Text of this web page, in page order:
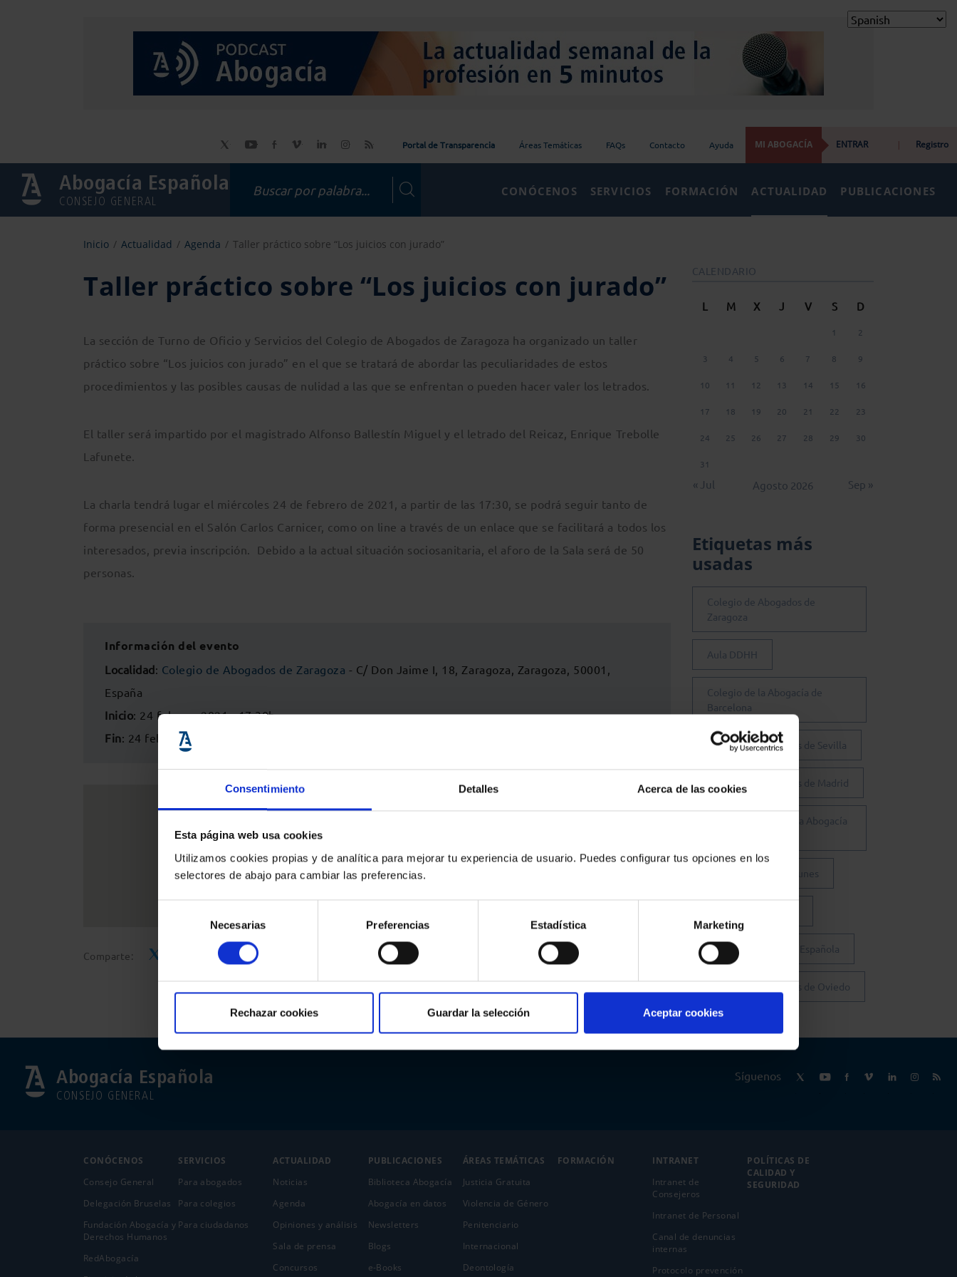
Consentimiento Detalles Acerca de las cookies
Esta página web usa cookies
Utilizamos cookies propias y de analítica para mejorar tu experiencia de usuario. Puedes configurar tus opciones en los
selectores de abajo para cambiar las preferencias.
consentimiento
Necesarias Preferencias Estadística Marketing
Rechazar cookies Guardar la selección Aceptar cookies
Portal de Transparencia Áreas Temáticas FAQs Contacto Ayuda MI ABOGACÍA ENTRAR | Registro
Abogacía Española
CONSEJO GENERAL
CONÓCENOS SERVICIOS FORMACIÓN ACTUALIDAD PUBLICACIONES
Inicio Actualidad Agenda Taller práctico sobre “Los juicios con jurado”
Taller práctico sobre “Los juicios con jurado”
La sección de Turno de Oficio y Servicios del Colegio de Abogados de Zaragoza ha organizado un taller
práctico sobre “Los juicios con jurado” en el que se tratará de abordar las peculiaridades de estos
procedimientos y las posibles causas de nulidad a las que se enfrentan o pueden hacer valer los letrados.
El taller será impartido por el magistrado Alfonso Ballestín Miguel y el letrado del Reicaz, Enrique Trebolle
Lafunete.
La charla tendrá lugar el miércoles 24 de febrero de 2021, a partir de las 17:30, se podrá seguir tanto de
forma presencial en el Salón Carlos Carnicer, como on line a través de un enlace que se facilitará a todos los
interesados, previa inscripción. Debido a la actual situación sociosanitaria, el aforo de la Sala será de 50
personas.
Información del evento
Localidad: Colegio de Abogados de Zaragoza - C/ Don Jaime I, 18, Zaragoza, Zaragoza, 50001,
España
Inicio: 24 febrero 2021 - 17:30h
Fin: 24 febrero 2021 - 20:30h
Comparte:
CALENDARIO
Agosto 2026
L M X J V S D
1 2
3 4 5 6 7 8 9
10 11 12 13 14 15 16
17 18 19 20 21 22 23
24 25 26 27 28 29 30
31
« Jul Sep »
Etiquetas más
usadas
Colegio de Abogados de
Zaragoza
Aula DDHH
Colegio de la Abogacía de
Barcelona
Colegio de Abogados de Sevilla
Colegio de Abogados de Madrid
Consejo General de la Abogacía
Conferencia de los Lunes
Fundación Abogacía Española
Colegio de Abogados de Oviedo
Abogacía Española
CONSEJO GENERAL
Síguenos
CONÓCENOS
Consejo General
Delegación Bruselas
Fundación Abogacía y
Derechos Humanos
RedAbogacía
SERVICIOS
Para abogados
Para colegios
Para ciudadanos
ACTUALIDAD
Noticias
Agenda
Opiniones y análisis
Sala de prensa
Concursos
PUBLICACIONES
Biblioteca Abogacía
Abogacía en datos
Newsletters
Blogs
e-Books
ÁREAS TEMÁTICAS
Justicia Gratuita
Violencia de Género
Penitenciario
Internacional
Deontología
FORMACIÓN
INTRANET
Intranet de
Consejeros
Intranet de Personal
Canal de denuncias
internas
Protocolo prevención
POLÍTICAS DE
CALIDAD Y
SEGURIDAD